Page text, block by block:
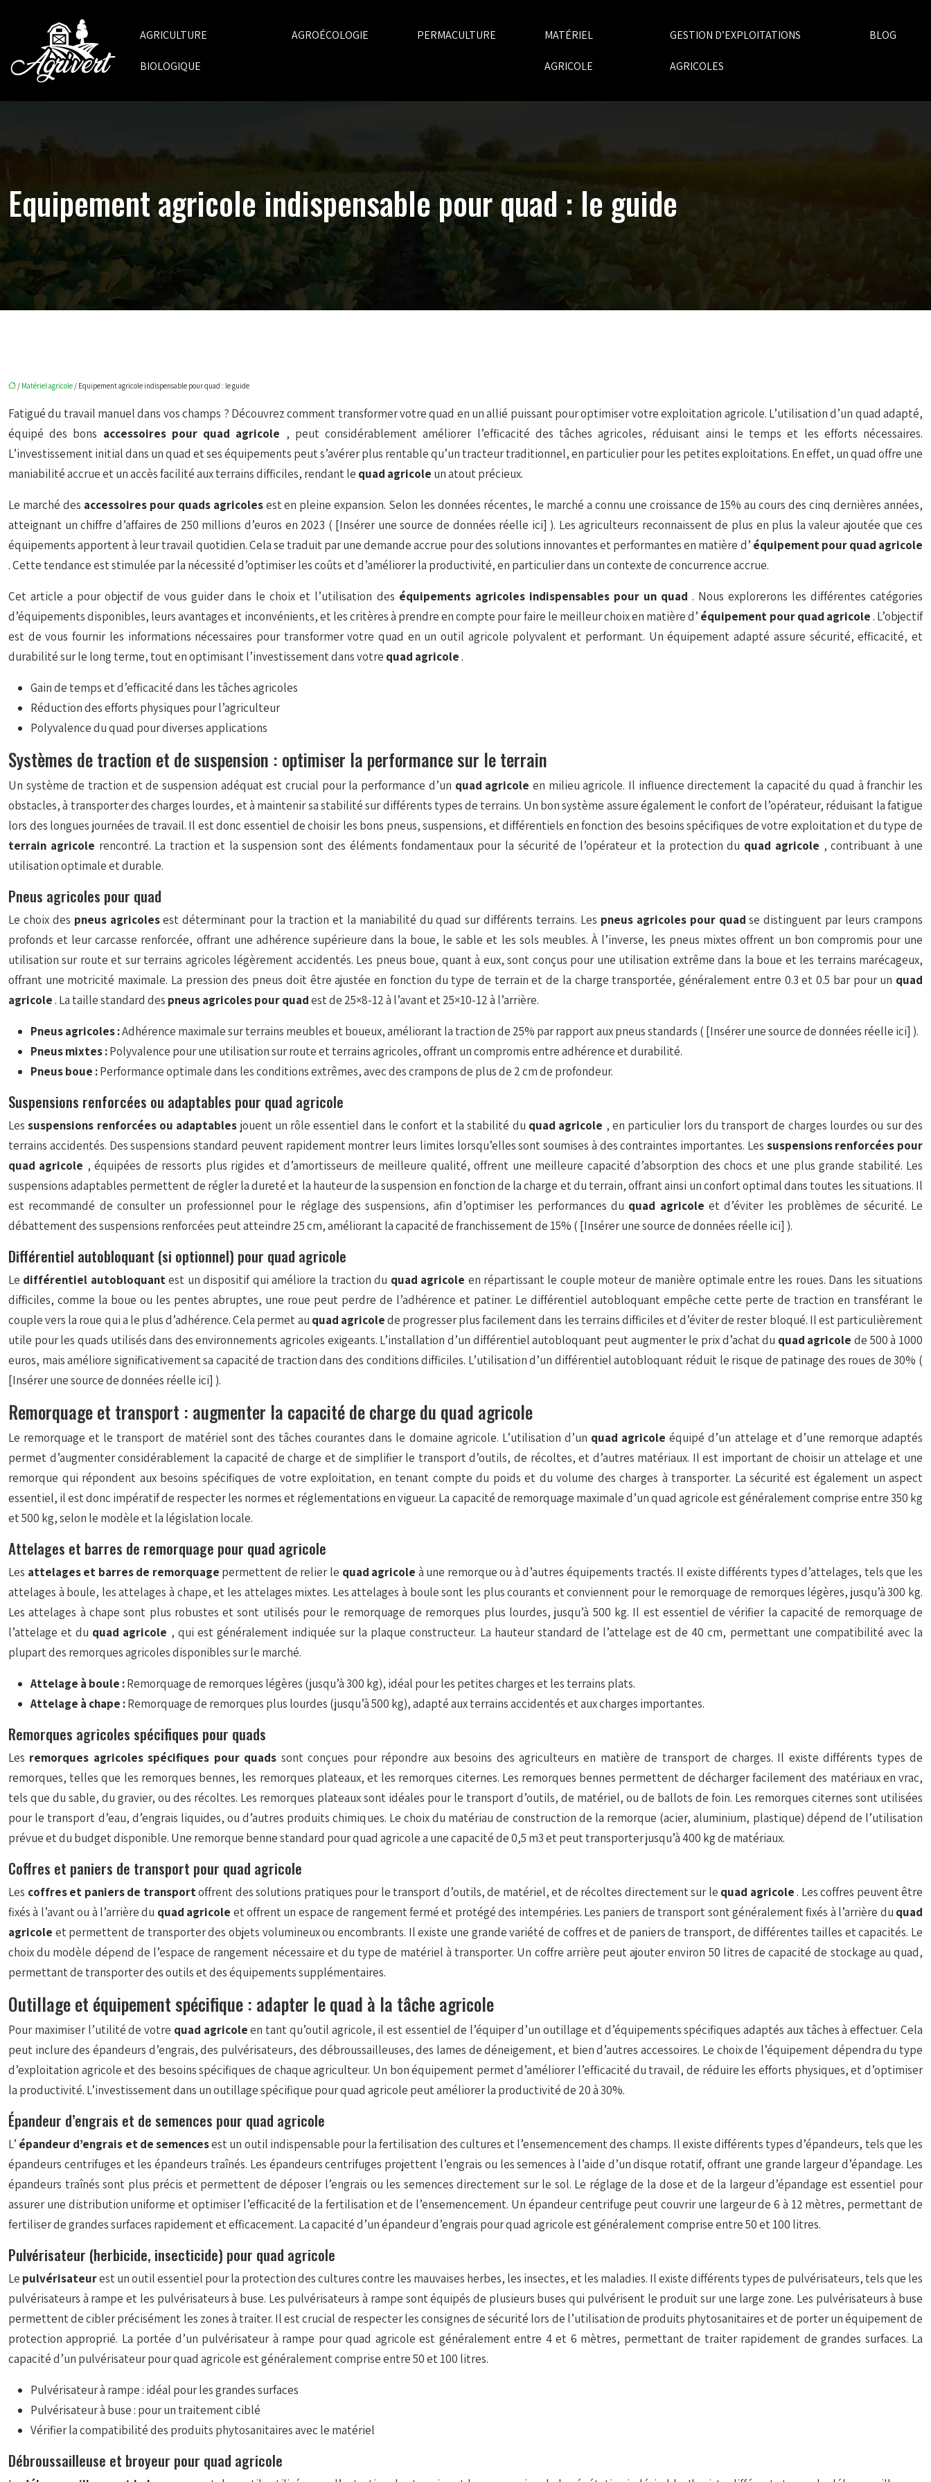
AGRICULTURE
BIOLOGIQUE
AGROÉCOLOGIE PERMACULTURE MATÉRIEL
AGRICOLE
GESTION D’EXPLOITATIONS
AGRICOLES
BLOG
Equipement agricole indispensable pour quad : le guide
/ Matériel agricole / Equipement agricole indispensable pour quad : le guide
Fatigué du travail manuel dans vos champs ? Découvrez comment transformer votre quad en un allié puissant pour optimiser votre exploitation agricole. L’utilisation d’un quad adapté,
équipé des bons accessoires pour quad agricole , peut considérablement améliorer l’efficacité des tâches agricoles, réduisant ainsi le temps et les efforts nécessaires.
L’investissement initial dans un quad et ses équipements peut s’avérer plus rentable qu’un tracteur traditionnel, en particulier pour les petites exploitations. En effet, un quad offre une
maniabilité accrue et un accès facilité aux terrains difficiles, rendant le quad agricole un atout précieux.
Le marché des accessoires pour quads agricolesest en pleine expansion. Selon les données récentes, le marché a connu une croissance de 15% au cours des cinq dernières années,
atteignant un chiffre d’affaires de 250 millions d’euros en 2023 ( [Insérer une source de données réelle ici] ). Les agriculteurs reconnaissent de plus en plus la valeur ajoutée que ces
équipements apportent à leur travail quotidien. Cela se traduit par une demande accrue pour des solutions innovantes et performantes en matière d’ équipement pour quad agricole
. Cette tendance est stimulée par la nécessité d’optimiser les coûts et d’améliorer la productivité, en particulier dans un contexte de concurrence accrue.
Cet article a pour objectif de vous guider dans le choix et l’utilisation des équipements agricoles indispensables pour un quad . Nous explorerons les différentes catégories
d’équipements disponibles, leurs avantages et inconvénients, et les critères à prendre en compte pour faire le meilleur choix en matière d’ équipement pour quad agricole. L’objectif
est de vous fournir les informations nécessaires pour transformer votre quad en un outil agricole polyvalent et performant. Un équipement adapté assure sécurité, efficacité, et
durabilité sur le long terme, tout en optimisant l’investissement dans votre quad agricole.
Gain de temps et d’efficacité dans les tâches agricoles
Réduction des efforts physiques pour l’agriculteur
Polyvalence du quad pour diverses applications
Systèmes de traction et de suspension : optimiser la performance sur le terrain
Un système de traction et de suspension adéquat est crucial pour la performance d’un quad agricole en milieu agricole. Il influence directement la capacité du quad à franchir les
obstacles, à transporter des charges lourdes, et à maintenir sa stabilité sur différents types de terrains. Un bon système assure également le confort de l’opérateur, réduisant la fatigue
lors des longues journées de travail. Il est donc essentiel de choisir les bons pneus, suspensions, et différentiels en fonction des besoins spécifiques de votre exploitation et du type de
terrain agricole rencontré. La traction et la suspension sont des éléments fondamentaux pour la sécurité de l’opérateur et la protection du quad agricole , contribuant à une
utilisation optimale et durable.
Pneus agricoles pour quad
Le choix des pneus agricolesest déterminant pour la traction et la maniabilité du quad sur différents terrains. Les pneus agricoles pour quadse distinguent par leurs crampons
profonds et leur carcasse renforcée, offrant une adhérence supérieure dans la boue, le sable et les sols meubles. À l’inverse, les pneus mixtes offrent un bon compromis pour une
utilisation sur route et sur terrains agricoles légèrement accidentés. Les pneus boue, quant à eux, sont conçus pour une utilisation extrême dans la boue et les terrains marécageux,
offrant une motricité maximale. La pression des pneus doit être ajustée en fonction du type de terrain et de la charge transportée, généralement entre 0.3 et 0.5 bar pour un quad
agricole. La taille standard des pneus agricoles pour quadest de 25×8-12 à l’avant et 25×10-12 à l’arrière.
Pneus agricoles :Adhérence maximale sur terrains meubles et boueux, améliorant la traction de 25% par rapport aux pneus standards ( [Insérer une source de données réelle ici] ).
Pneus mixtes :Polyvalence pour une utilisation sur route et terrains agricoles, offrant un compromis entre adhérence et durabilité.
Pneus boue :Performance optimale dans les conditions extrêmes, avec des crampons de plus de 2 cm de profondeur.
Suspensions renforcées ou adaptables pour quad agricole
Lessuspensions renforcées ou adaptables jouent un rôle essentiel dans le confort et la stabilité du quad agricole , en particulier lors du transport de charges lourdes ou sur des
terrains accidentés. Des suspensions standard peuvent rapidement montrer leurs limites lorsqu’elles sont soumises à des contraintes importantes. Les suspensions renforcées pour
quad agricole , équipées de ressorts plus rigides et d’amortisseurs de meilleure qualité, offrent une meilleure capacité d’absorption des chocs et une plus grande stabilité. Les
suspensions adaptables permettent de régler la dureté et la hauteur de la suspension en fonction de la charge et du terrain, offrant ainsi un confort optimal dans toutes les situations. Il
est recommandé de consulter un professionnel pour le réglage des suspensions, afin d’optimiser les performances du quad agricoleet d’éviter les problèmes de sécurité. Le
débattement des suspensions renforcées peut atteindre 25 cm, améliorant la capacité de franchissement de 15% ( [Insérer une source de données réelle ici] ).
Différentiel autobloquant (si optionnel) pour quad agricole
Le différentiel autobloquantest un dispositif qui améliore la traction du quad agricole en répartissant le couple moteur de manière optimale entre les roues. Dans les situations
difficiles, comme la boue ou les pentes abruptes, une roue peut perdre de l’adhérence et patiner. Le différentiel autobloquant empêche cette perte de traction en transférant le
couple vers la roue qui a le plus d’adhérence. Cela permet au quad agricolede progresser plus facilement dans les terrains difficiles et d’éviter de rester bloqué. Il est particulièrement
utile pour les quads utilisés dans des environnements agricoles exigeants. L’installation d’un différentiel autobloquant peut augmenter le prix d’achat du quad agricolede 500 à 1000
euros, mais améliore significativement sa capacité de traction dans des conditions difficiles. L’utilisation d’un différentiel autobloquant réduit le risque de patinage des roues de 30% (
[Insérer une source de données réelle ici] ).
Remorquage et transport : augmenter la capacité de charge du quad agricole
Le remorquage et le transport de matériel sont des tâches courantes dans le domaine agricole. L’utilisation d’un quad agricoleéquipé d’un attelage et d’une remorque adaptés
permet d’augmenter considérablement la capacité de charge et de simplifier le transport d’outils, de récoltes, et d’autres matériaux. Il est important de choisir un attelage et une
remorque qui répondent aux besoins spécifiques de votre exploitation, en tenant compte du poids et du volume des charges à transporter. La sécurité est également un aspect
essentiel, il est donc impératif de respecter les normes et réglementations en vigueur. La capacité de remorquage maximale d’un quad agricole est généralement comprise entre 350 kg
et 500 kg, selon le modèle et la législation locale.
Attelages et barres de remorquage pour quad agricole
Les attelages et barres de remorquage permettent de relier le quad agricole à une remorque ou à d’autres équipements tractés. Il existe différents types d’attelages, tels que les
attelages à boule, les attelages à chape, et les attelages mixtes. Les attelages à boule sont les plus courants et conviennent pour le remorquage de remorques légères, jusqu’à 300 kg.
Les attelages à chape sont plus robustes et sont utilisés pour le remorquage de remorques plus lourdes, jusqu’à 500 kg. Il est essentiel de vérifier la capacité de remorquage de
l’attelage et du quad agricole , qui est généralement indiquée sur la plaque constructeur. La hauteur standard de l’attelage est de 40 cm, permettant une compatibilité avec la
plupart des remorques agricoles disponibles sur le marché.
Attelage à boule :Remorquage de remorques légères (jusqu’à 300 kg), idéal pour les petites charges et les terrains plats.
Attelage à chape :Remorquage de remorques plus lourdes (jusqu’à 500 kg), adapté aux terrains accidentés et aux charges importantes.
Remorques agricoles spécifiques pour quads
Les remorques agricoles spécifiques pour quads sont conçues pour répondre aux besoins des agriculteurs en matière de transport de charges. Il existe différents types de
remorques, telles que les remorques bennes, les remorques plateaux, et les remorques citernes. Les remorques bennes permettent de décharger facilement des matériaux en vrac,
tels que du sable, du gravier, ou des récoltes. Les remorques plateaux sont idéales pour le transport d’outils, de matériel, ou de ballots de foin. Les remorques citernes sont utilisées
pour le transport d’eau, d’engrais liquides, ou d’autres produits chimiques. Le choix du matériau de construction de la remorque (acier, aluminium, plastique) dépend de l’utilisation
prévue et du budget disponible. Une remorque benne standard pour quad agricole a une capacité de 0,5 m3 et peut transporter jusqu’à 400 kg de matériaux.
Coffres et paniers de transport pour quad agricole
Les coffres et paniers de transportoffrent des solutions pratiques pour le transport d’outils, de matériel, et de récoltes directement sur le quad agricole. Les coffres peuvent être
fixés à l’avant ou à l’arrière du quad agricole et offrent un espace de rangement fermé et protégé des intempéries. Les paniers de transport sont généralement fixés à l’arrière du quad
agricole et permettent de transporter des objets volumineux ou encombrants. Il existe une grande variété de coffres et de paniers de transport, de différentes tailles et capacités. Le
choix du modèle dépend de l’espace de rangement nécessaire et du type de matériel à transporter. Un coffre arrière peut ajouter environ 50 litres de capacité de stockage au quad,
permettant de transporter des outils et des équipements supplémentaires.
Outillage et équipement spécifique : adapter le quad à la tâche agricole
Pour maximiser l’utilité de votre quad agricoleen tant qu’outil agricole, il est essentiel de l’équiper d’un outillage et d’équipements spécifiques adaptés aux tâches à effectuer. Cela
peut inclure des épandeurs d’engrais, des pulvérisateurs, des débroussailleuses, des lames de déneigement, et bien d’autres accessoires. Le choix de l’équipement dépendra du type
d’exploitation agricole et des besoins spécifiques de chaque agriculteur. Un bon équipement permet d’améliorer l’efficacité du travail, de réduire les efforts physiques, et d’optimiser
la productivité. L’investissement dans un outillage spécifique pour quad agricole peut améliorer la productivité de 20 à 30%.
Épandeur d’engrais et de semences pour quad agricole
L’ épandeur d’engrais et de semencesest un outil indispensable pour la fertilisation des cultures et l’ensemencement des champs. Il existe différents types d’épandeurs, tels que les
épandeurs centrifuges et les épandeurs traînés. Les épandeurs centrifuges projettent l’engrais ou les semences à l’aide d’un disque rotatif, offrant une grande largeur d’épandage. Les
épandeurs traînés sont plus précis et permettent de déposer l’engrais ou les semences directement sur le sol. Le réglage de la dose et de la largeur d’épandage est essentiel pour
assurer une distribution uniforme et optimiser l’efficacité de la fertilisation et de l’ensemencement. Un épandeur centrifuge peut couvrir une largeur de 6 à 12 mètres, permettant de
fertiliser de grandes surfaces rapidement et efficacement. La capacité d’un épandeur d’engrais pour quad agricole est généralement comprise entre 50 et 100 litres.
Pulvérisateur (herbicide, insecticide) pour quad agricole
Le pulvérisateurest un outil essentiel pour la protection des cultures contre les mauvaises herbes, les insectes, et les maladies. Il existe différents types de pulvérisateurs, tels que les
pulvérisateurs à rampe et les pulvérisateurs à buse. Les pulvérisateurs à rampe sont équipés de plusieurs buses qui pulvérisent le produit sur une large zone. Les pulvérisateurs à buse
permettent de cibler précisément les zones à traiter. Il est crucial de respecter les consignes de sécurité lors de l’utilisation de produits phytosanitaires et de porter un équipement de
protection approprié. La portée d’un pulvérisateur à rampe pour quad agricole est généralement entre 4 et 6 mètres, permettant de traiter rapidement de grandes surfaces. La
capacité d’un pulvérisateur pour quad agricole est généralement comprise entre 50 et 100 litres.
Pulvérisateur à rampe : idéal pour les grandes surfaces
Pulvérisateur à buse : pour un traitement ciblé
Vérifier la compatibilité des produits phytosanitaires avec le matériel
Débroussailleuse et broyeur pour quad agricole